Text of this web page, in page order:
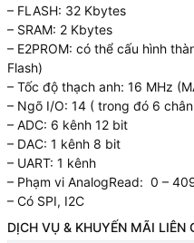
– FLASH: 32 Kbytes
– SRAM: 2 Kbytes
– E2PROM: có thể cấu hình
Flash)
– Tốc độ thạch anh: 16 MHz
– Ngõ I/O: 14 ( trong đó 6
– ADC: 6 kênh 12 bit
– DAC: 1 kênh 8 bit
– UART: 1 kênh
– Phạm vi AnalogRead: 0 –
– Có SPI, I2C
DỊCH VỤ & KHUYẾN MÃI LIÊN